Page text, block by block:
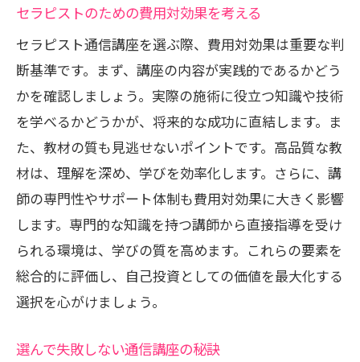
セラピスト通信講座での成功の秘訣
理想の学びを探すためのヒント
失敗しないスクール選びのポイント
通信講座で理想の講座を見つける
セラピスト通信講座を選ぶ際の注意点
スクール選択で重視すべき視点
セラピスト通信講座の選び方ガイド
セラピスト通信講座選びの基本ガイド
初心者必見の講座選びのステップ
セラピスト通信講座の選び方のコツ
通信講座選びで失敗しないために
最適な通信講座を見つける手順
セラピストのための費用対効果を考える
セラピスト通信講座を選ぶ際、費用対効果は重要な判
断基準です。まず、講座の内容が実践的であるかどう
かを確認しましょう。実際の施術に役立つ知識や技術
を学べるかどうかが、将来的な成功に直結します。ま
た、教材の質も見逃せないポイントです。高品質な教
材は、理解を深め、学びを効率化します。さらに、講
師の専門性やサポート体制も費用対効果に大きく影響
します。専門的な知識を持つ講師から直接指導を受け
られる環境は、学びの質を高めます。これらの要素を
総合的に評価し、自己投資としての価値を最大化する
選択を心がけましょう。
選んで失敗しない通信講座の秘訣